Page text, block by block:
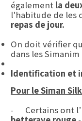
également la
l'habitude de les
repas de jour.
On doit vérifier
dans les
Identification et
Pour le Siman
- Certains ont